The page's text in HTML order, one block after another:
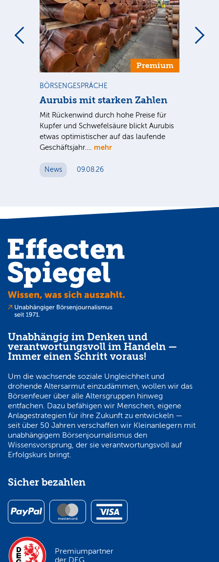
Premium
BÖRSENGESPRÄCHE
Aurubis mit starken Zahlen
Mit Rückenwind durch hohe Preise für
Kupfer und Schwefelsäure blickt Aurubis
etwas optimistischer auf das laufende
Geschäftsjahr.… mehr
News 09.08.26
Unabhängig im Denken und
verantwortungsvoll im Handeln —
Immer einen Schritt voraus!
Um die wachsende soziale Ungleichheit und
drohende Altersarmut einzudämmen, wollen wir das
Börsenfeuer über alle Altersgruppen hinweg
entfachen. Dazu befähigen wir Menschen, eigene
Anlagestrategien für ihre Zukunft zu entwickeln —
seit über 50 Jahren verschaffen wir Kleinanlegern mit
unabhängigem Börsenjournalismus den
Wissensvorsprung, der sie verantwortungsvoll auf
Erfolgskurs bringt.
Sicher bezahlen
Premiumpartner
der DEG